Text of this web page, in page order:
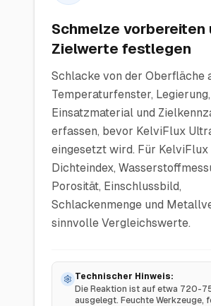
Schmelze vorbereiten
Zielwerte festlegen
Schlacke von der Oberfläche
Temperaturfenster, Legierung,
Einsatzmaterial und
erfassen, bevor KelviFlux
eingesetzt wird. Für KelviFlux
Dichteindex,
Porosität, Einschlussbild,
Schlackenmenge und
sinnvolle Vergleichswerte.
Technischer Hinweis:
Die Reaktion ist auf etwa 720-
ausgelegt. Feuchte Werkzeuge,